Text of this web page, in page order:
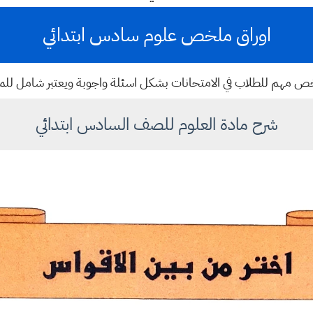
اوراق ملخص علوم سادس ابتدائي
مهم للطلاب في الامتحانات بشكل اسئلة واجوبة ويعتبر شامل
شرح مادة العلوم للصف السادس ابتدائي